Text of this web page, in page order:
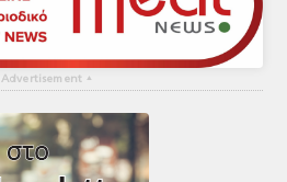
Advertisement ▴